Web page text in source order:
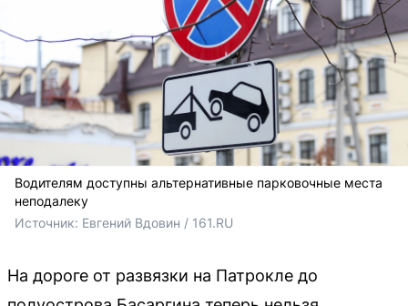
Водителям доступны альтернативные парковочные места
неподалеку
Источник: Евгений Вдовин / 161.RU
На дороге от развязки на Патрокле до